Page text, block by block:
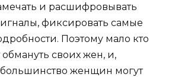
и расшифровывать
фиксировать самые
Поэтому мало кто
своих жен, и,
большинство женщин могут